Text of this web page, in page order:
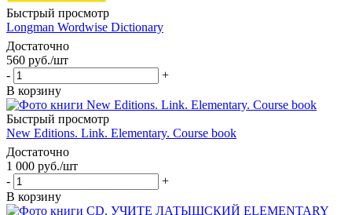
Быстрый просмотр
Longman Wordwise Dictionary
Достаточно
560 руб./шт
-
+
В корзину
Быстрый просмотр
New Editions. Link. Elementary. Course book
Достаточно
1 000 руб./шт
-
+
В корзину